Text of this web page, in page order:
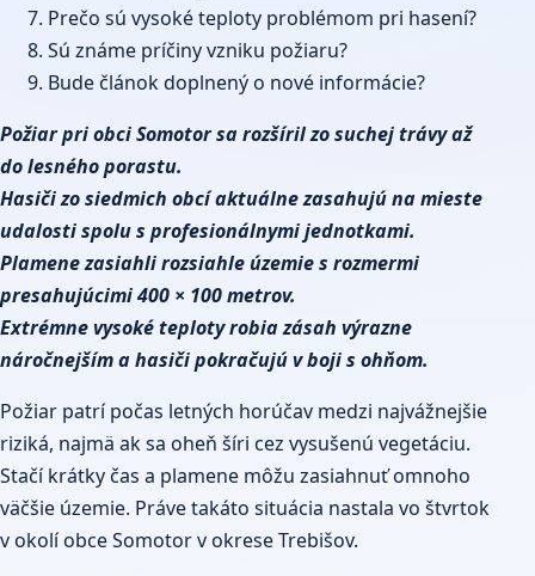
Prečo sú vysoké teploty problémom pri hasení?
Sú známe príčiny vzniku požiaru?
Bude článok doplnený o nové informácie?
Požiarpri obci Somotor sa rozšíril zo suchej trávy až
do lesného porastu.
Hasičizo siedmich obcí aktuálne zasahujú na mieste
udalosti spolu s profesionálnymi jednotkami.
Plamene zasiahli rozsiahle územie s rozmermi
presahujúcimi 400 × 100 metrov.
Extrémne vysoké teploty robia zásah výrazne
náročnejším a hasiči pokračujú v boji s ohňom.
Požiar patrí počas letných horúčav medzi najvážnejšie
riziká, najmä ak sa oheň šíri cez vysušenú vegetáciu.
Stačí krátky čas a plamene môžu zasiahnuť omnoho
väčšie územie. Práve takáto situácia nastala vo štvrtok
v okolí obce Somotor v okreseTrebišov.